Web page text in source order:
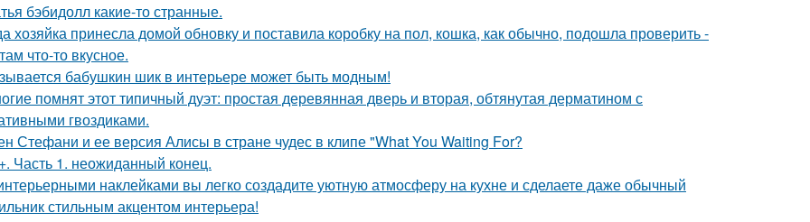
бэбидолл какие-то странные.
хозяйка принесла домой обновку и поставила коробку на пол, кошка, как обычно, подошла проверить -
что-то вкусное.
бабушкин шик в интерьере может быть модным!
помнят этот типичный дуэт: простая деревянная дверь и вторая, обтянутая дерматином с
гвоздиками.
Стефани и ее версия Алисы в стране чудес в клипе "What You Waiting For?
Часть 1. неожиданный конец.
наклейками вы легко создадите уютную атмосферу на кухне и сделаете даже обычный
стильным акцентом интерьера!